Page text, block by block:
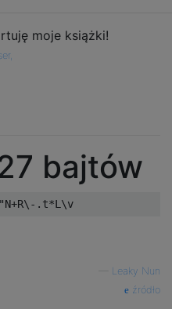
moje książki!
bajtów
Leaky Nun
źródło